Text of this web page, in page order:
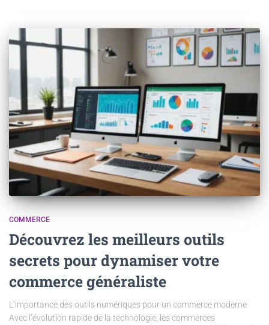
COMMERCE
Découvrez les meilleurs outils
secrets pour dynamiser votre
commerce généraliste
L’importance des outils numériques pour un commerce moderne
Avec l’évolution rapide de la technologie, les commerces